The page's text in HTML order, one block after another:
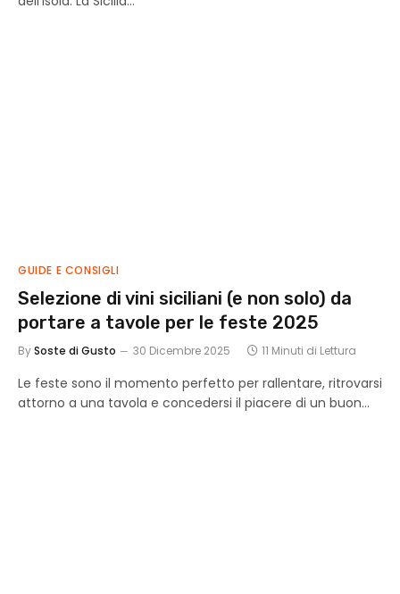
GUIDE E CONSIGLI
Selezione di vini siciliani (e non solo) da
portare a tavole per le feste 2025
BySoste di Gusto 30 Dicembre 2025 11 Minuti di Lettura
Le feste sono il momento perfetto per rallentare, ritrovarsi
attorno a una tavola e concedersi il piacere di un buon…